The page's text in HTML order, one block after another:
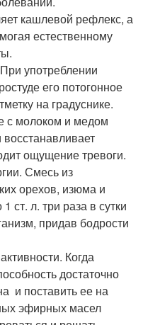
кашлевой рефлекс, а
естественному
употреблении
его потогонное
на градуснике.
с молоком и медом
ощущение тревоги.
Смесь из
орехов, изюма и
ст. л. три раза в сутки
придав бодрости
Когда
достаточно
и поставить ее на
эфирных масел